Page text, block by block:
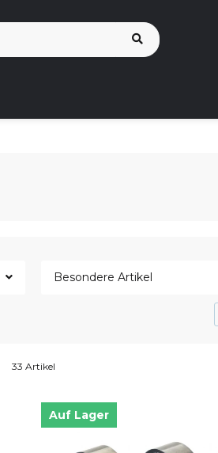
Besondere Artikel
33 Artikel
Auf Lager